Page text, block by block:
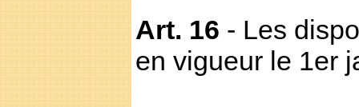
Art. 16 - Les
en vigueur le 1er